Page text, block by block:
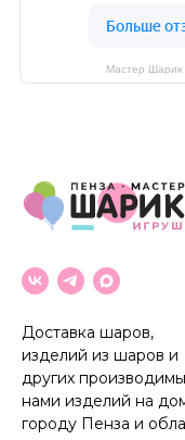
Мастер Шарик
Доставка шаров,
изделий из шаров и
других
нами изделий на
городу Пенза и